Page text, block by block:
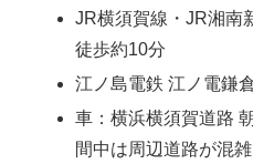
JR横須賀線・JR湘南
徒歩約10分
江ノ島電鉄 江ノ電鎌
車：横浜横須賀道路
間中は周辺道路が混